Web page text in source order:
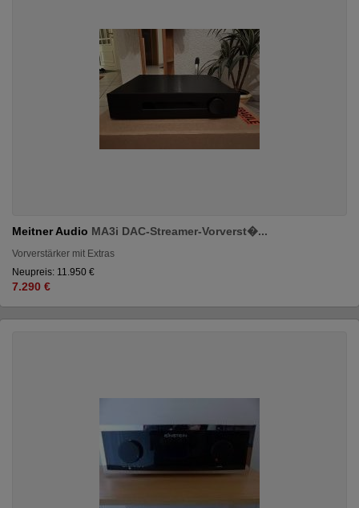
Meitner Audio MA3i DAC-Streamer-Vorverst�...
Vorverstärker mit Extras
Neupreis: 11.950 €
7.290 €